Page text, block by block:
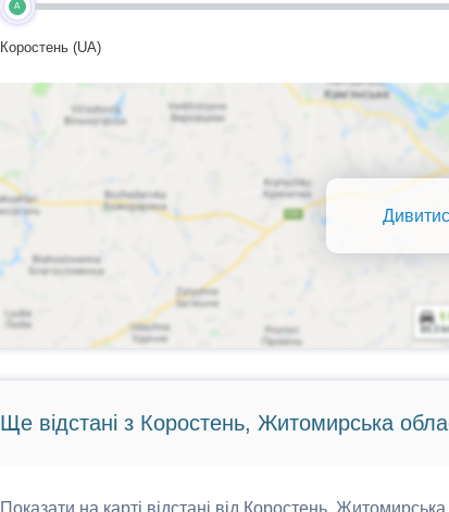
A
Коростень (UA)
Ще відстані з Коростень, Житомирська
Показати на карті відстані від Коростень,